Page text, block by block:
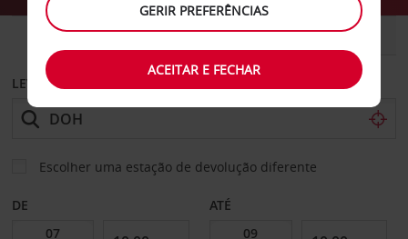
CARRO COMERCIAIS
LEVANTAR EM
Escolher uma estação de devolução diferente
DE ATÉ
GERIR PREFERÊNCIAS
ACEITAR E FECHAR